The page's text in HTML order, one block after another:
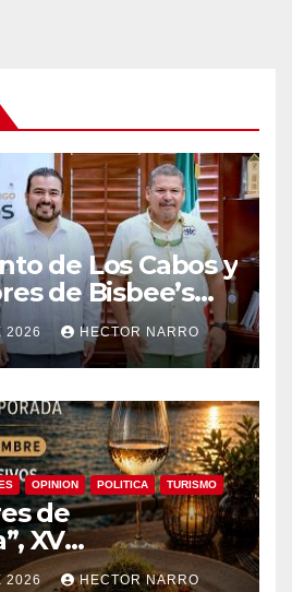
de Los Cabos y
de Bisbee’s
para
2026 HECTOR NARRO
OPINION POLITICA TURISMO
de
XV
de Los Cabos y
2026 HECTOR NARRO